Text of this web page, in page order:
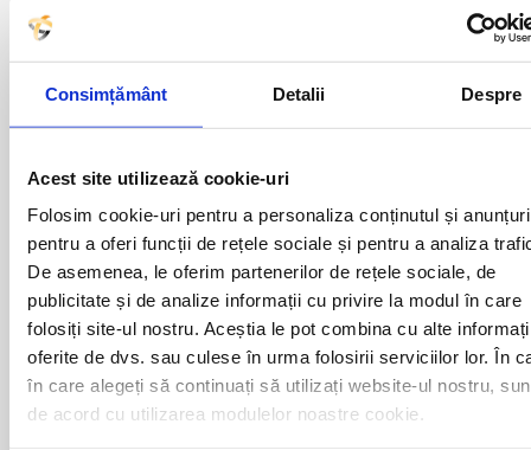
Consimțământ Detalii Despre
Acest site utilizează cookie-uri
Folosim cookie-uri pentru a personaliza conținutul și
pentru a oferi funcții de rețele sociale și pentru a analiza
De asemenea, le oferim partenerilor de rețele sociale, de
publicitate și de analize informații cu privire la modul în care
folosiți site-ul nostru. Aceștia le pot combina cu alte
oferite de dvs. sau culese în urma folosirii serviciilor lor. În
în care alegeți să continuați să utilizați website-ul nostru,
de acord cu utilizarea modulelor noastre cookie.
Plecari cu autocarul FAGARAS -
OLANDA catre urmatoarele
destinatii
AMSTERDAM
BREDA
DEN HAAG
EINDHOVEN
ROTTERDAM
TILBURG
UTRECHT
Curse din Romania catre